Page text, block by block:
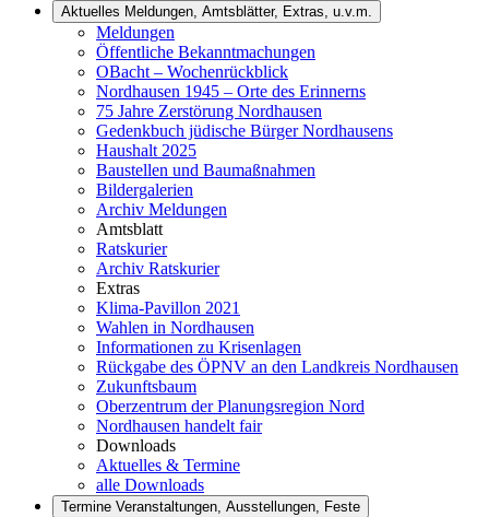
Aktuelles Meldungen, Amtsblätter, Extras, u.v.m.
Meldungen
Öffentliche Bekanntmachungen
OBacht – Wochenrückblick
Nordhausen 1945 – Orte des Erinnerns
75 Jahre Zerstörung Nordhausen
Gedenkbuch jüdische Bürger Nordhausens
Haushalt 2025
Baustellen und Baumaßnahmen
Bildergalerien
Archiv Meldungen
Amtsblatt
Ratskurier
Archiv Ratskurier
Extras
Klima-Pavillon 2021
Wahlen in Nordhausen
Informationen zu Krisenlagen
Rückgabe des ÖPNV an den Landkreis Nordhausen
Zukunftsbaum
Oberzentrum der Planungsregion Nord
Nordhausen handelt fair
Downloads
Aktuelles & Termine
alle Downloads
Termine Veranstaltungen, Ausstellungen, Feste